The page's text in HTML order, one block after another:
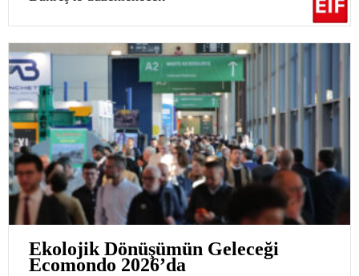
Ekolojik Dönüşümün Geleceği
Ecomondo 2026’da